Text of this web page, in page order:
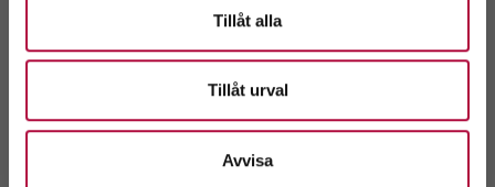
Tillåt alla
Tillåt urval
Avvisa
ät och drick lite extra innan. Resor utomlands, sjukdom,
operationer, ny partner eller tatuering kan ge karens.
Telefon: 010-105 92 00
geblod@regionostergotland.se